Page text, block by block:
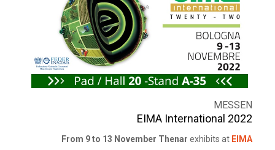
MESSEN
EIMA International 2022
From 9 to 13 November Thenar exhibits at EIMA